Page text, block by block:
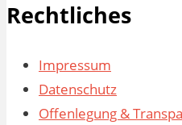
Rechtliches
Impressum
Datenschutz
Offenlegung &